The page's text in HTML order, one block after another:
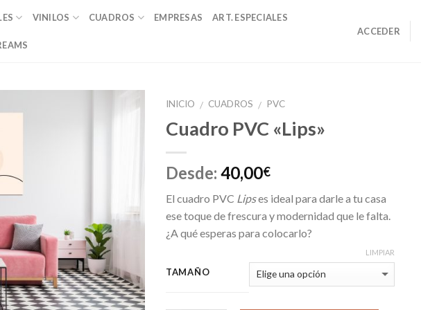
VINILOS CUADROS EMPRESAS ART. ESPECIALES
ACCEDER
INICIO / CUADROS / PVC
Cuadro PVC «Lips»
Desde: 40,00€
El cuadro PVC Lipses ideal para darle a tu casa
ese toque de frescura y modernidad que le falta.
¿A qué esperas para colocarlo?
TAMAÑO
LIMPIAR